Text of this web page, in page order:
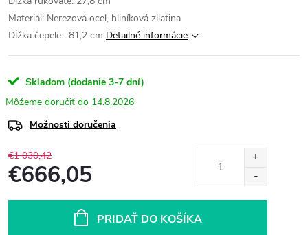
Materiál: Nerezová ocel, hliníková zliatina
Dĺžka čepele : 81,2 cm Detailné informácie
Skladom (dodanie 3-7 dní)
14.8.2026
Možnosti doručenia
€1 030,42
€666,05
PRIDAŤ DO KOŠÍKA